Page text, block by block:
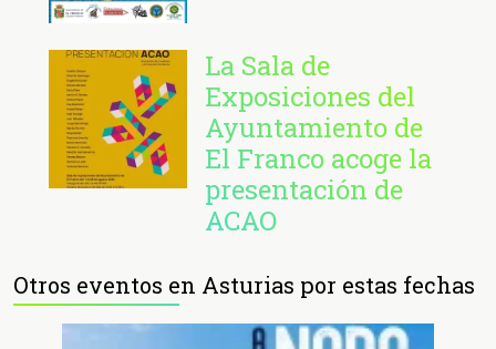
La Sala de
Exposiciones del
Ayuntamiento de
El Franco acoge la
presentación de
ACAO
Otros eventos en Asturias por estas fechas